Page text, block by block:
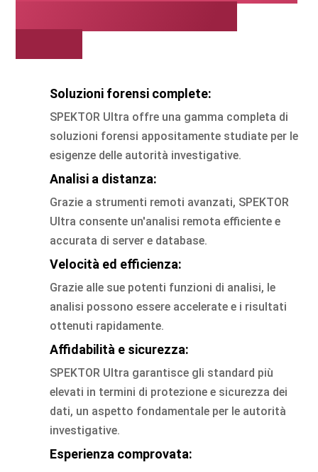
Soluzioni forensi complete:
SPEKTOR Ultra offre una gamma completa di
soluzioni forensi appositamente studiate per le
esigenze delle autorità investigative.
Analisi a distanza:
Grazie a strumenti remoti avanzati, SPEKTOR
Ultra consente un'analisi remota efficiente e
accurata di server e database.
Velocità ed efficienza:
Grazie alle sue potenti funzioni di analisi, le
analisi possono essere accelerate e i risultati
ottenuti rapidamente.
Affidabilità e sicurezza:
SPEKTOR Ultra garantisce gli standard più
elevati in termini di protezione e sicurezza dei
dati, un aspetto fondamentale per le autorità
investigative.
Esperienza comprovata: